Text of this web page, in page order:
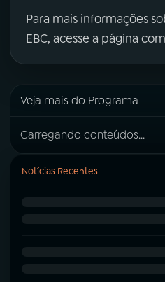
Para mais informações
EBC, acesse a página
Veja mais do Programa
Carregando conteúdos...
Notícias Recentes